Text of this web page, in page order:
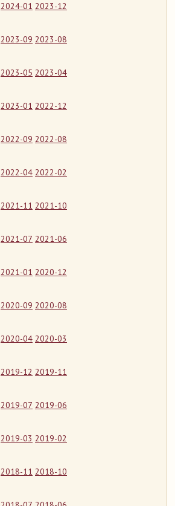
2024-01 2023-12
2023-09 2023-08
2023-05 2023-04
2023-01 2022-12
2022-09 2022-08
2022-04 2022-02
2021-11 2021-10
2021-07 2021-06
2021-01 2020-12
2020-09 2020-08
2020-04 2020-03
2019-12 2019-11
2019-07 2019-06
2019-03 2019-02
2018-11 2018-10